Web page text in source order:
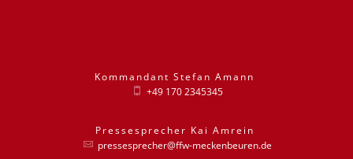
Kommandant Stefan Amann
+49 170 2345345
Pressesprecher Kai Amrein
pressesprecher@ffw-meckenbeuren.de